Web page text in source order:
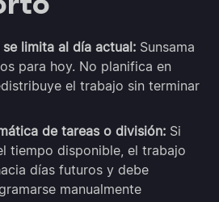
limita al día actual: Sunsama
para hoy. No planifica en
el trabajo sin terminar
de tareas o división: Si
tiempo disponible, el trabajo
días futuros y debe
manualmente